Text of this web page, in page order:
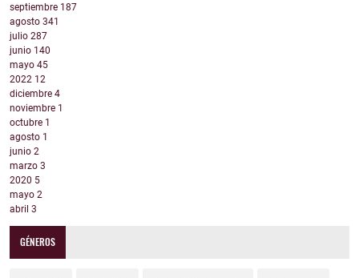
septiembre 187
agosto 341
julio 287
junio 140
mayo 45
2022 12
diciembre 4
noviembre 1
octubre 1
agosto 1
junio 2
marzo 3
2020 5
mayo 2
abril 3
GÉNEROS